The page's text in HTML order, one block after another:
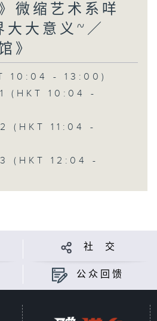
微缩艺术系咩
大大意义~／
》
10:04 - 13:00)
(HKT 10:04 -
(HKT 11:04 -
(HKT 12:04 -
社 交
公众回馈